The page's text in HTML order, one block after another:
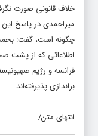
میراحمدی در پاسخ
چگونه است، گفت:
اطلاعاتی که از پشت
فرانسه و رژیم
براندازی پذیرفته‌اند.